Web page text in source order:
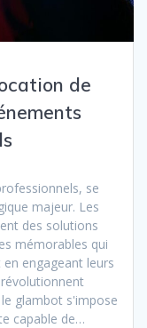
de
se
majeur. Les
des solutions
mémorables qui
engageant leurs
glambot s'impose
capable de…